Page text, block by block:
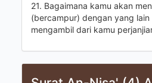
21. Bagaimana kamu akan
(bercampur) dengan yang
mengambil dari kamu